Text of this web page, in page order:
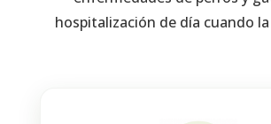
hospitalización de día cuando